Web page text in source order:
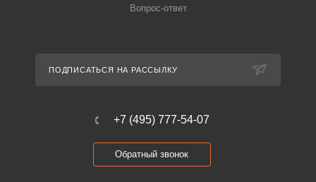
Вопрос-ответ
ПОДПИСАТЬСЯ НА РАССЫЛКУ
+7 (495) 777-54-07
Обратный звонок